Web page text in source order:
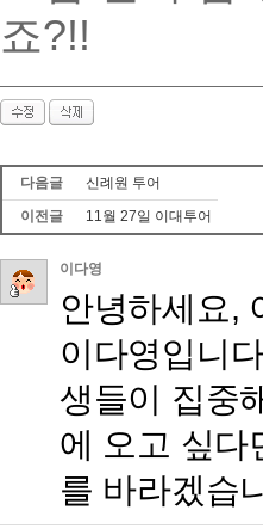
죠?!!
다음글
신례원 투어
이전글
11월 27일 이대투어
이다영
안녕하세요,
이다영입니
생들이 집중
에 오고 싶다
를 바라겠습